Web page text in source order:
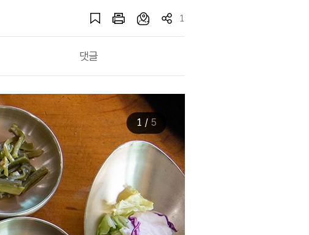
1
댓글
1 / 5